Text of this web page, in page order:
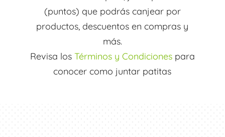
(puntos) que podrás canjear por
productos, descuentos en compras y
más.
Revisa los Términos y Condicionespara
conocer como juntar patitas